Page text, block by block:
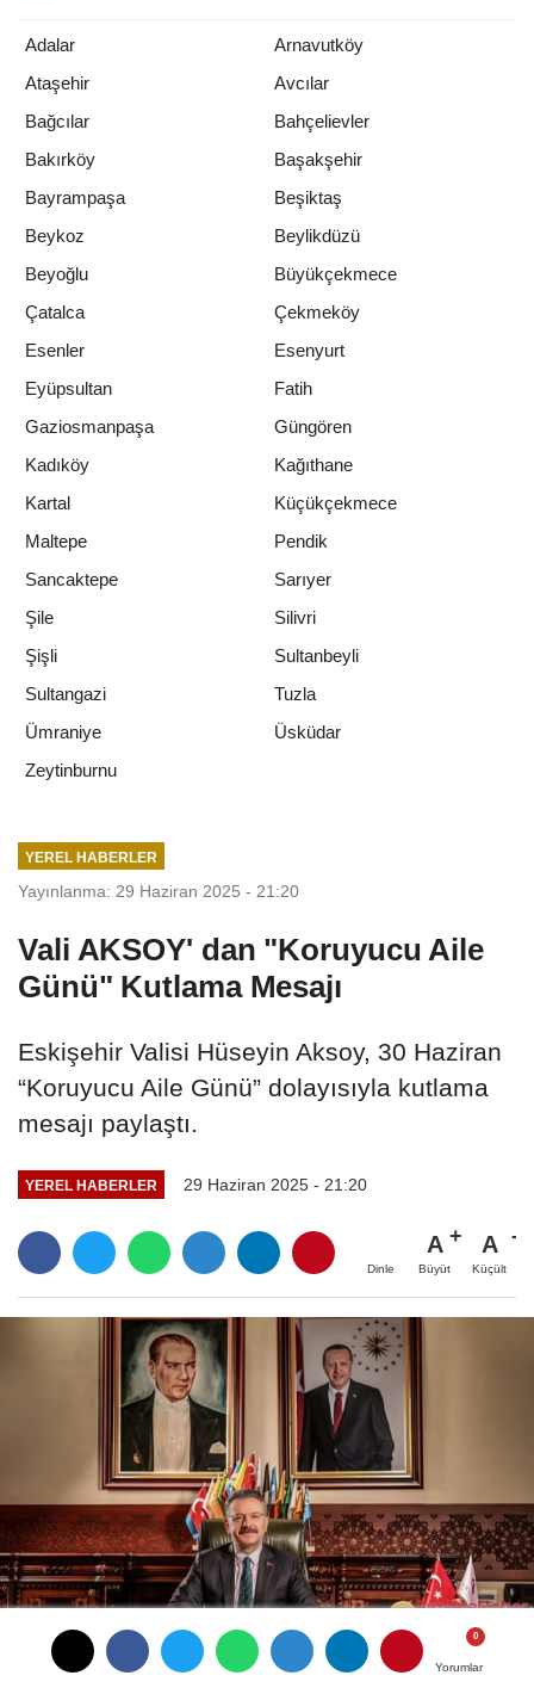
Yorumlar
Adalar
Arnavutköy
Ataşehir
Avcılar
Bağcılar
Bahçelievler
Bakırköy
Başakşehir
Bayrampaşa
Beşiktaş
Beykoz
Beylikdüzü
Beyoğlu
Büyükçekmece
Çatalca
Çekmeköy
Esenler
Esenyurt
Eyüpsultan
Fatih
Gaziosmanpaşa
Güngören
Kadıköy
Kağıthane
Kartal
Küçükçekmece
Maltepe
Pendik
Sancaktepe
Sarıyer
Şile
Silivri
Şişli
Sultanbeyli
Sultangazi
Tuzla
Ümraniye
Üsküdar
Zeytinburnu
YEREL HABERLER
Yayınlanma: 29 Haziran 2025 - 21:20
Vali AKSOY' dan "Koruyucu Aile
Günü" Kutlama Mesajı
Eskişehir Valisi Hüseyin Aksoy, 30 Haziran
“Koruyucu Aile Günü” dolayısıyla kutlama
mesajı paylaştı.
YEREL HABERLER 29 Haziran 2025 - 21:20
Yorumlar
Dinle
A
Büyüt
A
Küçült
Eskişehir Valisi Hüseyin Aksoy, 30